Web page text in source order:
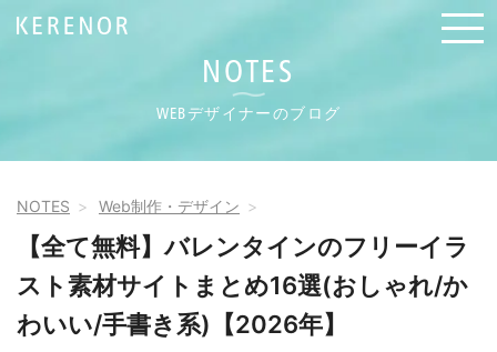
NOTES
WEBデザイナーのブログ
NOTES Web制作・デザイン
【全て無料】バレンタインのフリーイラ
スト素材サイトまとめ16選(おしゃれ/か
わいい/手書き系)【2026年】